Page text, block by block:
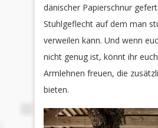
dänischer Papierschnur
Stuhlgeflecht auf dem man
verweilen kann. Und wenn
nicht genug ist, könnt ihr
Armlehnen freuen, die
bieten.